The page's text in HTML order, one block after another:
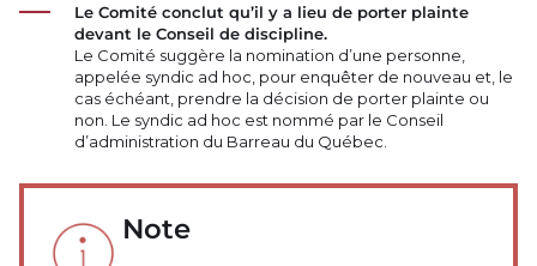
Le Comité conclut qu’il y a lieu de porter plainte
devant le Conseil de discipline.
Le Comité suggère la nomination d’une personne,
appelée syndic ad hoc, pour enquêter de nouveau et, le
cas échéant, prendre la décision de porter plainte ou
non. Le syndic ad hoc est nommé par le Conseil
d’administration du Barreau du Québec.
Note